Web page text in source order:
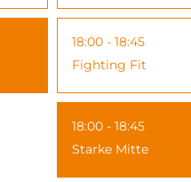
18:00 - 18:45
Fighting Fit
18:00 - 18:45
Starke Mitte